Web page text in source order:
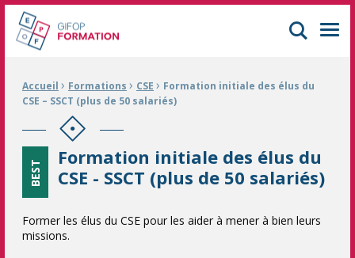
GIFOP Formation Centre de formation continue à Mulhouse
Fil d'Ariane :
Accueil › Formations › CSE › Formation initiale des élus du
CSE – SSCT (plus de 50 salariés)
Formation initiale des élus du
CSE - SSCT (plus de 50 salariés)
BEST
Former les élus du CSE pour les aider à mener à bien leurs
missions.